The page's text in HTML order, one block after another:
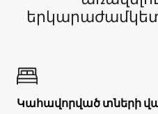
Կահավորված տների